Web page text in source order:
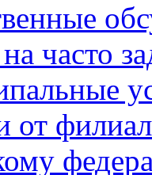
часто
от